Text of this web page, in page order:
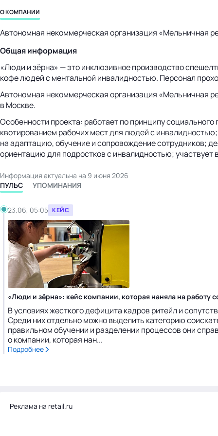
бизнес-центр
О КОМПАНИИ
Автономная некоммерческая организация «Мельничная
Общая информация
«Люди и зёрна» — это инклюзивное производство
кофе людей с ментальной инвалидностью. Персонал
Автономная некоммерческая организация «Мельничная
в Москве.
Особенности проекта: работает по принципу
квотированием рабочих мест для людей с
на адаптацию, обучение и сопровождение сотрудников;
ориентацию для подростков с инвалидностью;
Информация актуальна на 9 июня 2026
ПУЛЬС
УПОМИНАНИЯ
23.06, 05:05 КЕЙС
«Люди и зёрна»: кейс компании, которая наняла на работу
В условиях жесткого дефицита кадров ритейл и
Среди них отдельно можно выделить категорию
правильном обучении и разделении процессов они
о компании, которая нан...
Подробнее
Реклама на retail.ru